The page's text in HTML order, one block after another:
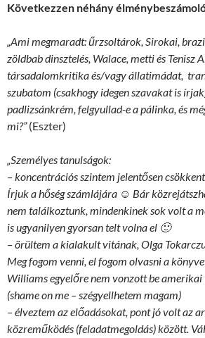
Következzen néhány
„Ami megmaradt: űrzsoltárok, Sirokai,
zöldbab dinsztelés, Walace, metti és Tenisz
társadalomkritika és/vagy állatimádat,
szubatom (csakhogy idegen szavakat is
padlizsánkrém, felgyullad-e a pálinka, és
mi?”(Eszter)
„Személyes tanulságok:
– koncentrációs szintem jelentősen
Írjuk a hőség számlájára ☺ Bár
nem találkoztunk, mindenkinek sok volt a
is ugyanilyen gyorsan telt volna el 🙂
– örültem a kialakult vitának, Olga
Meg fogom venni, el fogom olvasni a
Williams egyelőre nem vonzott be
(shame on me – szégyellhetem magam)
– élveztem az előadásokat, pont jó volt az
közreműködés (feladatmegoldás) között.